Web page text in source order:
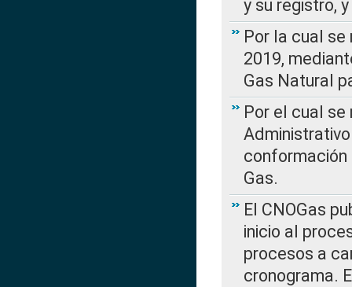
y su registro,
Por la cual
2019,
Gas Natural
Por el cual
conformación
Gas.
El CNOGas
inicio al
procesos a
cronograma.